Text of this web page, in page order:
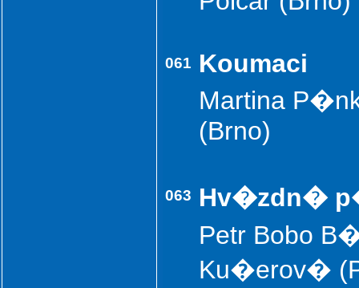
061 Koumaci
Martina
(Brno)
063 Hv�zdn�
Petr Bobo
Ku�erov�